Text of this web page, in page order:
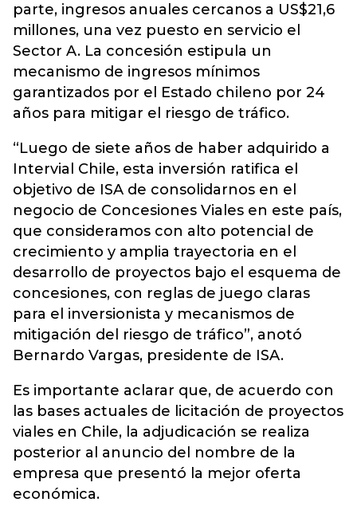
parte, ingresos anuales cercanos a US$21,6
millones, una vez puesto en servicio el
Sector A. La concesión estipula un
mecanismo de ingresos mínimos
garantizados por el Estado chileno por 24
años para mitigar el riesgo de tráfico.
“Luego de siete años de haber adquirido a
Intervial Chile, esta inversión ratifica el
objetivo de ISA de consolidarnos en el
negocio de Concesiones Viales en este país,
que consideramos con alto potencial de
crecimiento y amplia trayectoria en el
desarrollo de proyectos bajo el esquema de
concesiones, con reglas de juego claras
para el inversionista y mecanismos de
mitigación del riesgo de tráfico”, anotó
Bernardo Vargas, presidente de ISA.
Es importante aclarar que, de acuerdo con
las bases actuales de licitación de proyectos
viales en Chile, la adjudicación se realiza
posterior al anuncio del nombre de la
empresa que presentó la mejor oferta
económica.